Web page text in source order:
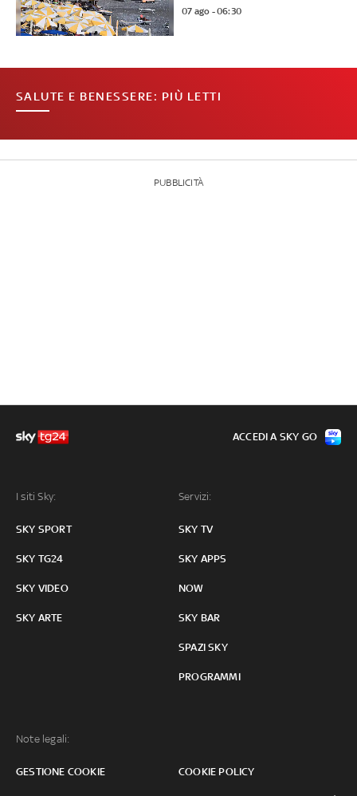
07 ago - 06:30
SALUTE E BENESSERE: PIÙ LETTI
PUBBLICITÀ
I siti Sky:
SKY SPORT
SKY TG24
SKY VIDEO
SKY ARTE
Servizi:
SKY TV
SKY APPS
NOW
SKY BAR
SPAZI SKY
PROGRAMMI
Note legali:
GESTIONE COOKIE COOKIE POLICY
ACCEDI A SKY GO